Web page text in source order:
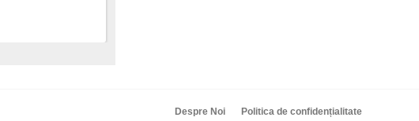
Despre Noi Politica de confidențialitate